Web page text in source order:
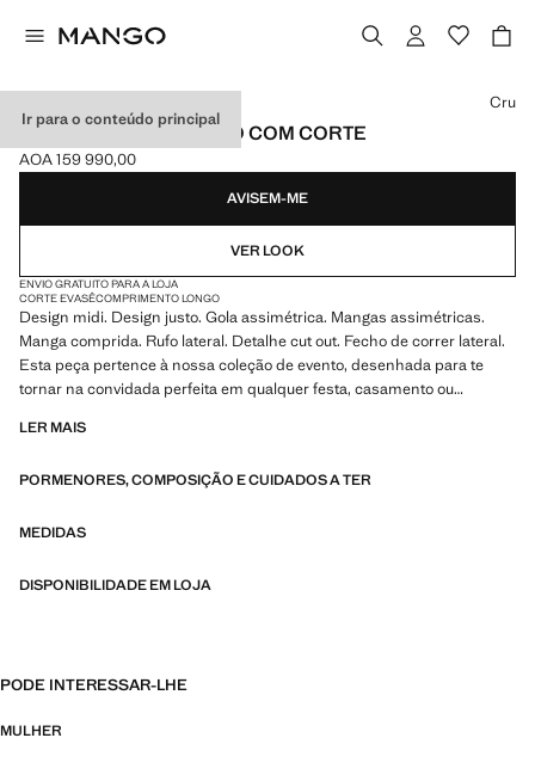
Ir para o conteúdo principal
VESTIDO ASSIMÉTRICO COM CORTE
Preço atual [AOA 159 990,00 ]
AOA 159 990,00
Selecione uma cor
Cru
AVISEM-ME
VER LOOK
ENVIO GRATUITO PARA A LOJA
CORTE EVASÊCOMPRIMENTO LONGO
Design midi. Design justo. Gola assimétrica. Mangas assimétricas.
Manga comprida. Rufo lateral. Detalhe cut out. Fecho de correr lateral.
Esta peça pertence à nossa coleção de evento, desenhada para te
tornar na convidada perfeita em qualquer festa, casamento ou
LER MAIS
PORMENORES, COMPOSIÇÃO E CUIDADOS A TER
MEDIDAS
DISPONIBILIDADE EM LOJA
PODE INTERESSAR-LHE
MULHER